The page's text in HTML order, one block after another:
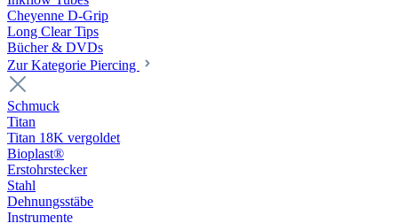
Cheyenne D-Grip
Long Clear Tips
Bücher & DVDs
Zur Kategorie Piercing
Schmuck
Titan
Titan 18K vergoldet
Bioplast®
Erstohrstecker
Stahl
Dehnungsstäbe
Instrumente